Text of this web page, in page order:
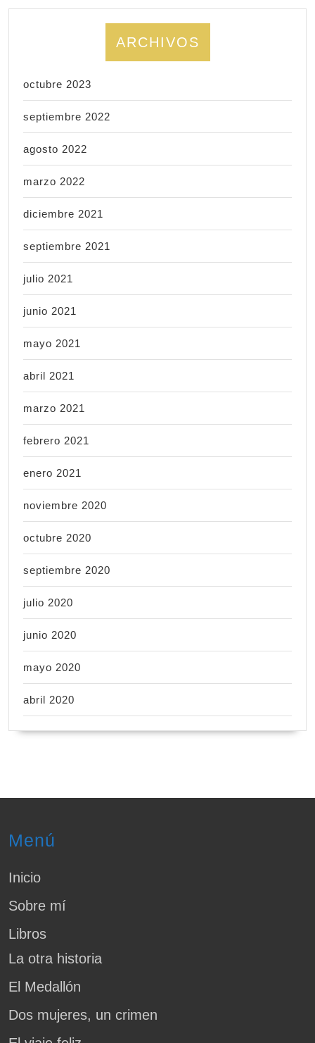
ARCHIVOS
octubre 2023
septiembre 2022
agosto 2022
marzo 2022
diciembre 2021
septiembre 2021
julio 2021
junio 2021
mayo 2021
abril 2021
marzo 2021
febrero 2021
enero 2021
noviembre 2020
octubre 2020
septiembre 2020
julio 2020
junio 2020
mayo 2020
abril 2020
Menú
Inicio
Sobre mí
Libros
La otra historia
El Medallón
Dos mujeres, un crimen